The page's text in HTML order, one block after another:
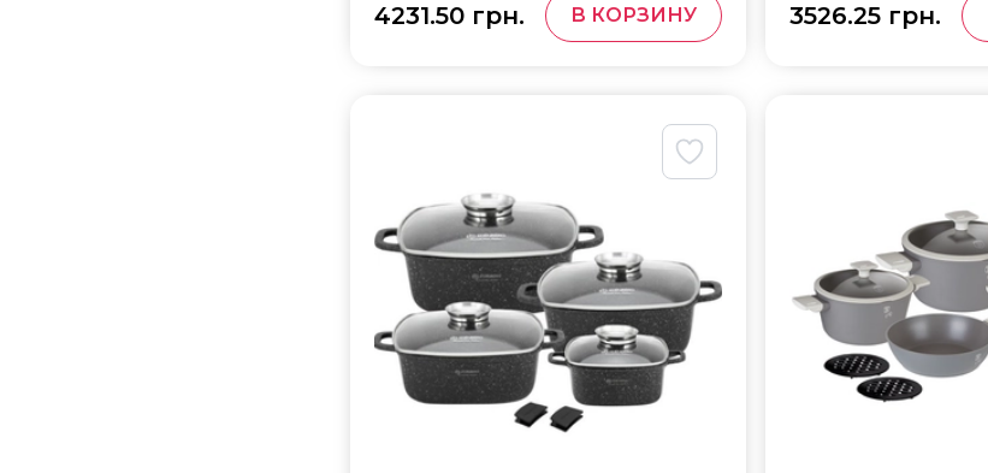
4231.50 грн. В КОРЗИНУ 3526.25 грн.